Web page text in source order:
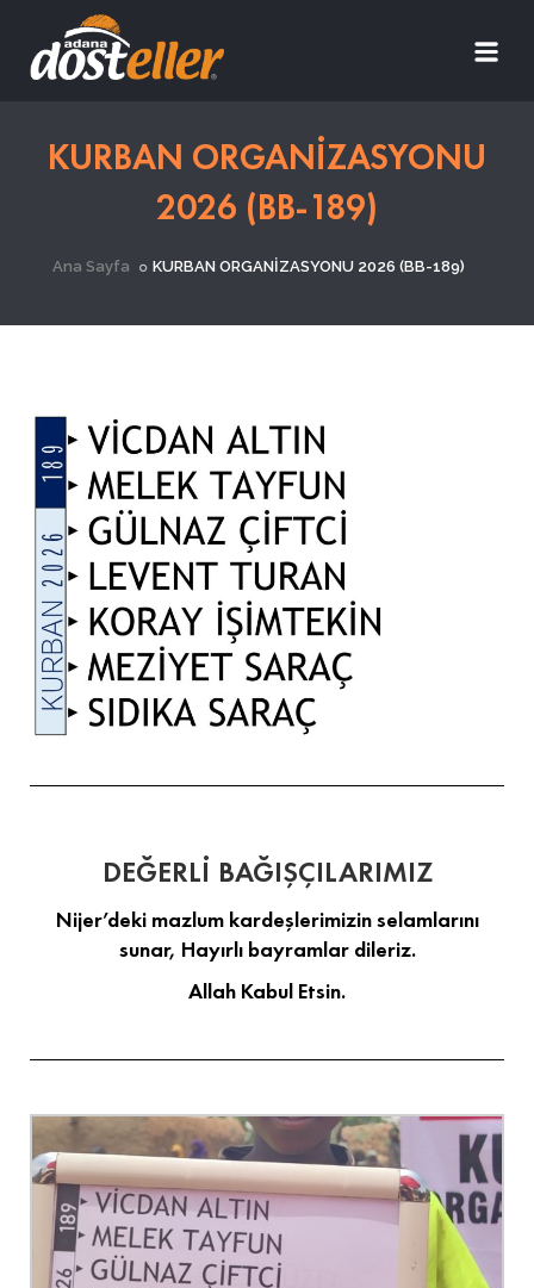
KURBAN ORGANİZASYONU
2026 (BB-189)
Ana Sayfa KURBAN ORGANİZASYONU 2026 (BB-189)
DEĞERLİ BAĞIŞÇILARIMIZ
Nijer’deki mazlum kardeşlerimizin selamlarını
sunar, Hayırlı bayramlar dileriz.
Allah Kabul Etsin.